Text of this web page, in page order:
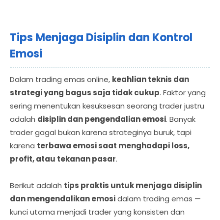
Tips Menjaga Disiplin dan Kontrol
Emosi
Dalam trading emas online, keahlian teknis dan
strategi yang bagus saja tidak cukup. Faktor yang
sering menentukan kesuksesan seorang trader justru
adalah disiplin dan pengendalian emosi. Banyak
trader gagal bukan karena strateginya buruk, tapi
karena terbawa emosi saat menghadapi loss,
profit, atau tekanan pasar.
Berikut adalah tips praktis untuk menjaga disiplin
dan mengendalikan emosidalam trading emas —
kunci utama menjadi trader yang konsisten dan